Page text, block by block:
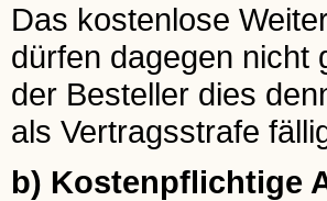
Das kostenlose
dürfen dagegen nicht
der Besteller dies
als Vertragsstrafe
b) Kostenpflichtige